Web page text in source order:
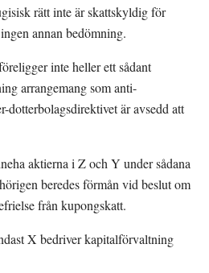
rätt inte är skattskyldig för
annan bedömning.
inte heller ett sådant
arrangemang som anti-
dotterbolagsdirektivet är avsedd att
aktierna i Z och Y under sådana
beredes förmån vid beslut om
från kupongskatt.
X bedriver kapitalförvaltning